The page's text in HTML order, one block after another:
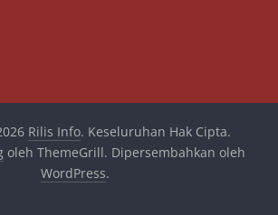
Rilis Info. Keseluruhan Hak Cipta.
oleh ThemeGrill. Dipersembahkan oleh
WordPress.